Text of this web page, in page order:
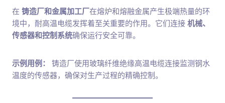
在 铸造厂和金属加工厂在熔炉和熔融金属产生极端热量的环
境中，耐高温电缆发挥着至关重要的作用。它们连接 机械、
传感器和控制系统确保运行安全可靠。
示例用例：
铸造厂使用玻璃纤维绝缘高温电缆连接监测钢水
温度的传感器，确保对生产过程的精确控制。